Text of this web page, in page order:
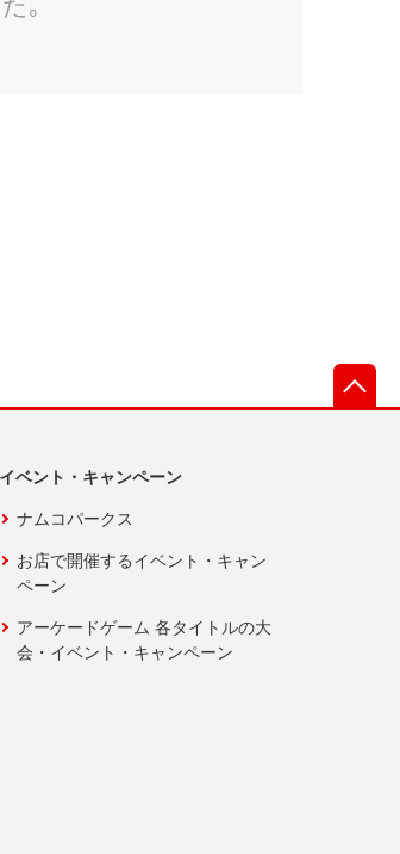
イベント・キャンペーン
ナムコパークス
お店で開催するイベント・キャン
ペーン
アーケードゲーム 各タイトルの大
会・イベント・キャンペーン